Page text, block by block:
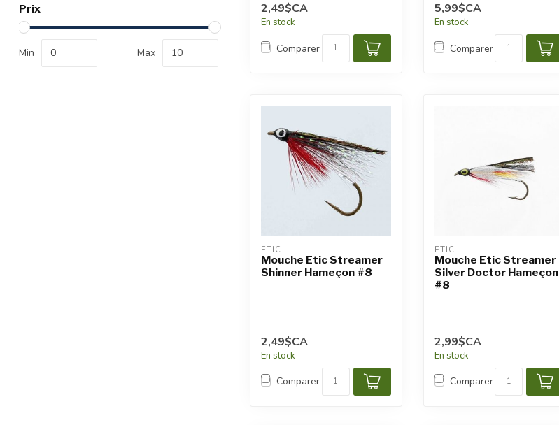
Prix
Min Max
2,49$CA
En stock
Comparer
5,99$CA
En stock
Comparer
ETIC
Mouche Etic Streamer
Shinner Hameçon #8
2,49$CA
En stock
Comparer
ETIC
Mouche Etic Streamer
Silver Doctor Hameçon
#8
2,99$CA
En stock
Comparer